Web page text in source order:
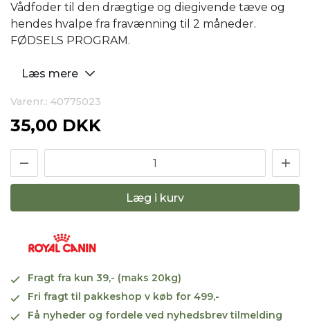
Vådfoder til den drægtige og diegivende tæve og
hendes hvalpe fra fravænning til 2 måneder.
FØDSELS PROGRAM.
Læs mere
Varenr.: 40775023
35,00 DKK
Læg i kurv
Fragt fra kun 39,- (maks 20kg)
Fri fragt til pakkeshop v køb for 499,-
Få nyheder og fordele ved nyhedsbrev tilmelding